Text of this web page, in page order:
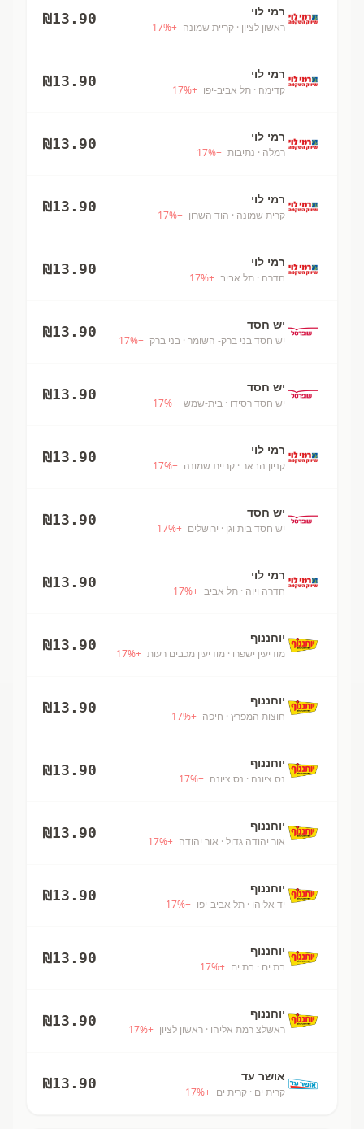
רמי לוי
ראשון לציון · קריית שמונה +
17%
₪13.90
רמי לוי
קדימה · תל אביב-יפו +
17%
₪13.90
רמי לוי
רמלה · נתיבות +
17%
₪13.90
רמי לוי
קרית שמונה · הוד השרון +
17%
₪13.90
רמי לוי
חדרה · תל אביב +
17%
₪13.90
יש חסד
יש חסד בני ברק- השומר · בני ברק +
17%
₪13.90
יש חסד
יש חסד רסידו · בית-שמש +
17%
₪13.90
רמי לוי
קניון הבאר · קריית שמונה +
17%
₪13.90
יש חסד
יש חסד בית וגן · ירושלים +
17%
₪13.90
רמי לוי
חדרה ויוה · תל אביב +
17%
₪13.90
יוחננוף
מודיעין ישפרו · מודיעין מכבים רעות +
17%
₪13.90
יוחננוף
חוצות המפרץ · חיפה +
17%
₪13.90
יוחננוף
נס ציונה · נס ציונה +
17%
₪13.90
יוחננוף
אור יהודה גדול · אור יהודה +
17%
₪13.90
יוחננוף
יד אליהו · תל אביב-יפו +
17%
₪13.90
יוחננוף
בת ים · בת ים +
17%
₪13.90
יוחננוף
ראשלצ רמת אליהו · ראשון לציון +
17%
₪13.90
אושר עד
קרית ים · קרית ים +
17%
₪13.90